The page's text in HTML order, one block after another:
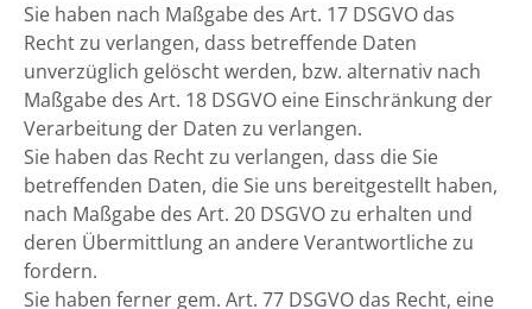
Sie haben nach Maßgabe des Art. 17 DSGVO das
Recht zu verlangen, dass betreffende Daten
unverzüglich gelöscht werden, bzw. alternativ nach
Maßgabe des Art. 18 DSGVO eine Einschränkung der
Verarbeitung der Daten zu verlangen.
Sie haben das Recht zu verlangen, dass die Sie
betreffenden Daten, die Sie uns bereitgestellt haben,
nach Maßgabe des Art. 20 DSGVO zu erhalten und
deren Übermittlung an andere Verantwortliche zu
fordern.
Sie haben ferner gem. Art. 77 DSGVO das Recht, eine